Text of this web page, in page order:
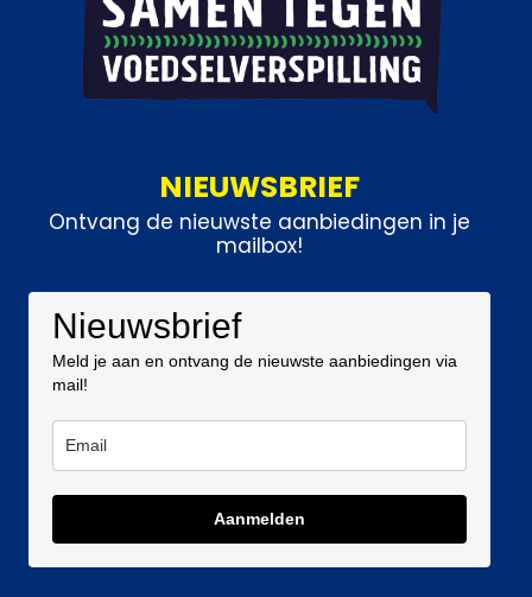
NIEUWSBRIEF
Ontvang de nieuwste aanbiedingen in je
mailbox!
Nieuwsbrief
Meld je aan en ontvang de nieuwste aanbiedingen via
mail!
Aanmelden